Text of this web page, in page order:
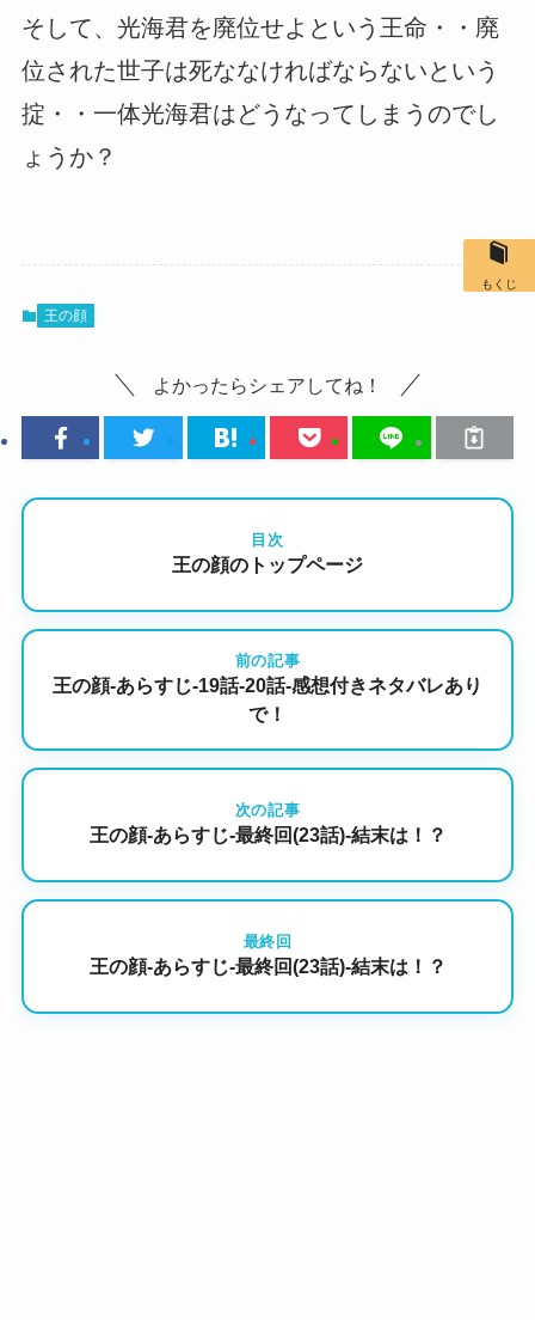
そして、光海君を廃位せよという王命・・廃
位された世子は死ななければならないという
掟・・一体光海君はどうなってしまうのでし
ょうか？
王の顔
よかったらシェアしてね！
目次
王の顔のトップページ
前の記事
王の顔-あらすじ-19話-20話-感想付きネタバレあり
で！
次の記事
王の顔-あらすじ-最終回(23話)-結末は！？
最終回
王の顔-あらすじ-最終回(23話)-結末は！？
もくじ